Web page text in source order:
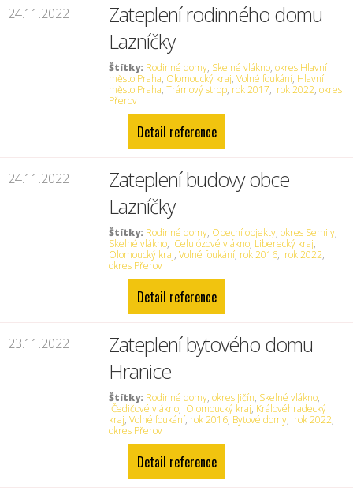
24.11.2022
Zateplení rodinného domu
Lazníčky
Štítky: Rodinné domy, Skelné vlákno,okres Hlavní
město Praha, Olomoucký kraj,Volné foukání, Hlavní
město Praha,Trámový strop, rok 2017, rok 2022,okres
Přerov
Detail reference
24.11.2022
Zateplení budovy obce
Lazníčky
Štítky: Rodinné domy, Obecní objekty,okres Semily,
Skelné vlákno, Celulózové vlákno, Liberecký kraj,
Olomoucký kraj,Volné foukání, rok 2016, rok 2022,
okres Přerov
Detail reference
23.11.2022
Zateplení bytového domu
Hranice
Štítky: Rodinné domy,okres Jičín, Skelné vlákno,
Čedičové vlákno, Olomoucký kraj, Královéhradecký
kraj,Volné foukání, rok 2016, Bytové domy, rok 2022,
okres Přerov
Detail reference